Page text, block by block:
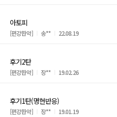
아토피
[편강한약] 송** 22.08.19
후기2탄
[편강한약] 장** 19.02.26
후기1탄(명현반응)
[편강한약] 장** 19.01.19